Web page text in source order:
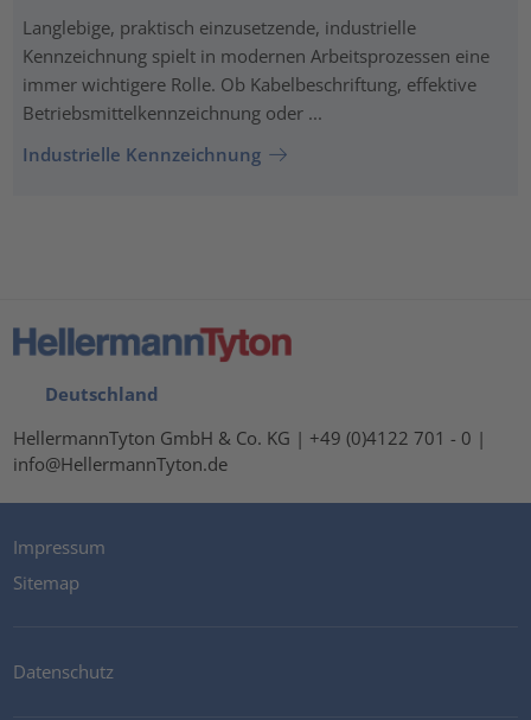
Langlebige, praktisch einzusetzende, industrielle
Kennzeichnung spielt in modernen Arbeitsprozessen eine
immer wichtigere Rolle. Ob Kabelbeschriftung, effektive
Betriebsmittelkennzeichnung oder ...
Industrielle Kennzeichnung
Deutschland
HellermannTyton GmbH & Co. KG | +49 (0)4122 701 - 0 |
info@HellermannTyton.de
Impressum
Sitemap
Datenschutz